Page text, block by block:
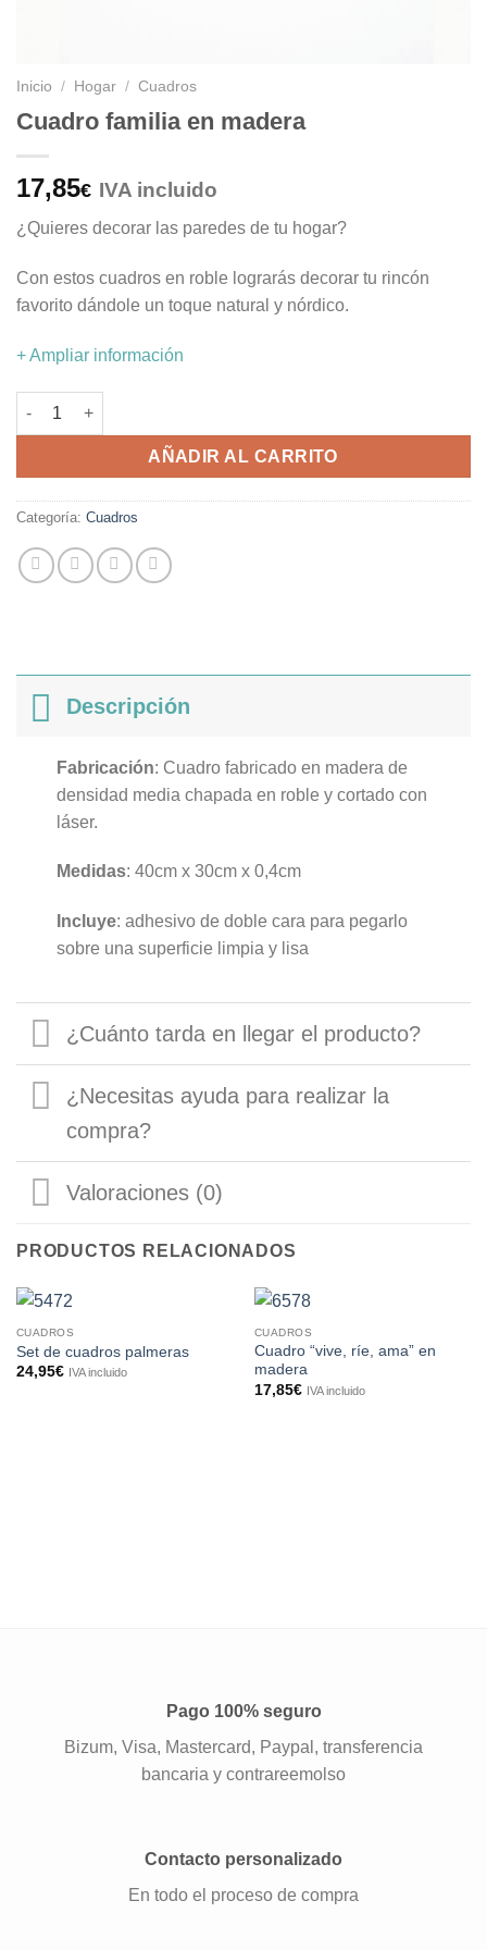
Inicio / Hogar / Cuadros
Cuadro familia en madera
17,85€ IVA incluido
¿Quieres decorar las paredes de tu hogar?
Con estos cuadros en roble lograrás decorar tu rincón
favorito dándole un toque natural y nórdico.
+ Ampliar información
Cuadro familia en madera cantidad
AÑADIR AL CARRITO
Categoría: Cuadros
Descripción
Fabricación: Cuadro fabricado en madera de
densidad media chapada en roble y cortado con
láser.
Medidas: 40cm x 30cm x 0,4cm
Incluye: adhesivo de doble cara para pegarlo
sobre una superficie limpia y lisa
¿Cuánto tarda en llegar el producto?
¿Necesitas ayuda para realizar la
compra?
Valoraciones (0)
PRODUCTOS RELACIONADOS
CUADROS
Set de cuadros palmeras
24,95€ IVA incluido
CUADROS
Cuadro “vive, ríe, ama” en
madera
17,85€ IVA incluido
Pago 100% seguro
Bizum, Visa, Mastercard, Paypal, transferencia
bancaria y contrareemolso
Contacto personalizado
En todo el proceso de compra